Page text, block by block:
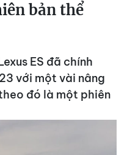
bản thể
ES đã chính
với một vài nâng
đó là một phiên